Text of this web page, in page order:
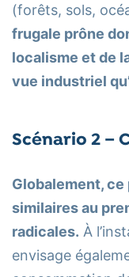
(forêts, sols,
frugale prône
localisme et de
vue industriel
Scénario 2 –
Globalement,
similaires au
radicales. À
envisage